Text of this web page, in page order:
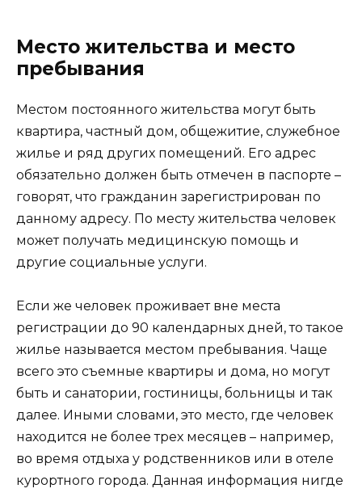
Место жительства и место
пребывания
Местом постоянного жительства могут быть
квартира, частный дом, общежитие, служебное
жилье и ряд других помещений. Его адрес
обязательно должен быть отмечен в паспорте –
говорят, что гражданин зарегистрирован по
данному адресу. По месту жительства человек
может получать медицинскую помощь и
другие социальные услуги.
Если же человек проживает вне места
регистрации до 90 календарных дней, то такое
жилье называется местом пребывания. Чаще
всего это съемные квартиры и дома, но могут
быть и санатории, гостиницы, больницы и так
далее. Иными словами, это место, где человек
находится не более трех месяцев – например,
во время отдыха у родственников или в отеле
курортного города. Данная информация нигде